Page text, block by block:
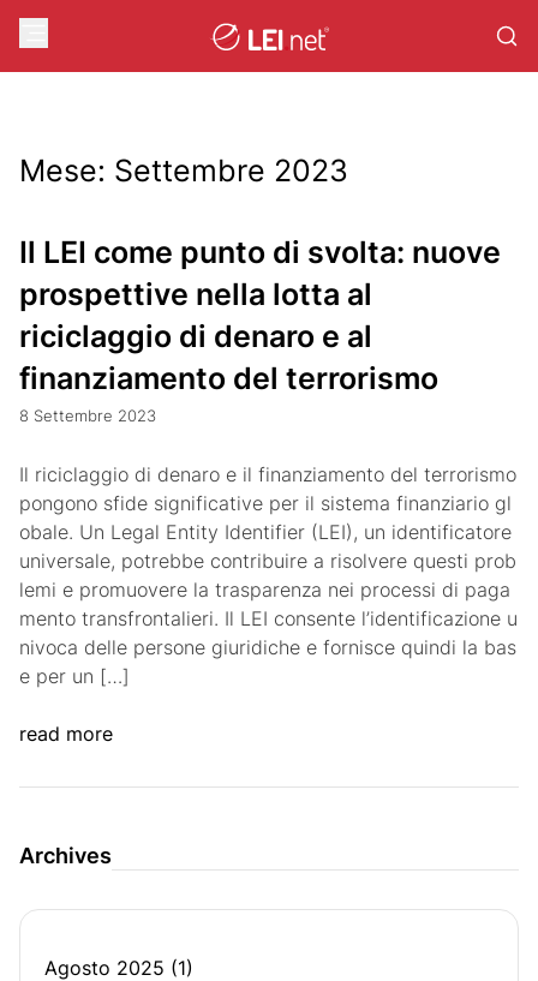
Mese: Settembre 2023
Il LEI come punto di svolta: nuove
prospettive nella lotta al
riciclaggio di denaro e al
finanziamento del terrorismo
8 Settembre 2023
Il riciclaggio di denaro e il finanziamento del terrorismo
pongono sfide significative per il sistema finanziario gl
obale. Un Legal Entity Identifier (LEI), un identificatore
universale, potrebbe contribuire a risolvere questi prob
lemi e promuovere la trasparenza nei processi di paga
mento transfrontalieri. Il LEI consente l’identificazione u
nivoca delle persone giuridiche e fornisce quindi la bas
e per un […]
read more
Archives
Agosto 2025 (1)